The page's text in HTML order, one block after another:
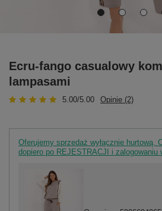
Ecru-fango casualowy
lampasami
5.00/5.00 Opinie (2)
Oferujemy sprzedaż wyłącznie hurtową.
dopiero po REJESTRACJI i zalogowaniu